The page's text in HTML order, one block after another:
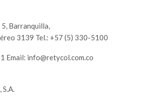
Barranquilla,
3139 Tel.: +57 (5) 330-5100
Email: info@retycol.com.co
S.A.